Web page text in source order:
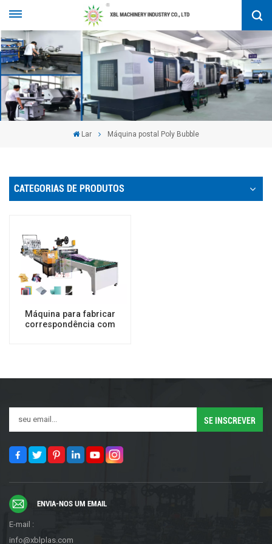
Lar Máquina postal Poly Bubble
CATEGORIAS DE PRODUTOS
Máquina para fabricar
correspondência com
ENVIA-NOS UM EMAIL
E-mail :
info@xblplas.com